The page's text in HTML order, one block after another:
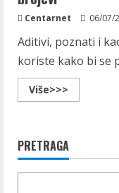
Centarnet 06/07/
Aditivi, poznati i
koriste kako bi se
Više>>>
more
E
PRETRAGA